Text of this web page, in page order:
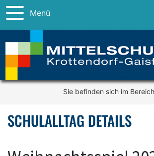
Menü
Sie befinden sich im
SCHULALLTAG DETAILS